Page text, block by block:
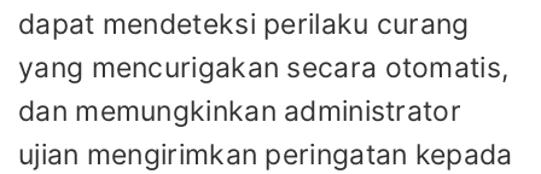
dapat mendeteksi perilaku curang
yang mencurigakan secara otomatis,
dan memungkinkan administrator
ujian mengirimkan peringatan kepada